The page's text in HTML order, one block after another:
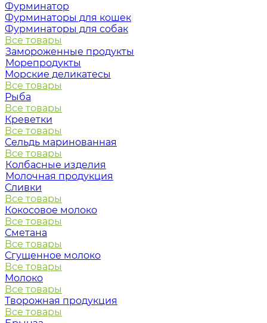
Фурминатор
Фурминаторы для кошек
Фурминаторы для собак
Все товары
Замороженные продукты
Морепродукты
Морские деликатесы
Все товары
Рыба
Все товары
Креветки
Все товары
Сельдь маринованная
Все товары
Колбасные изделия
Молочная продукция
Сливки
Все товары
Кокосовое молоко
Все товары
Сметана
Все товары
Сгущенное молоко
Все товары
Молоко
Все товары
Творожная продукция
Все товары